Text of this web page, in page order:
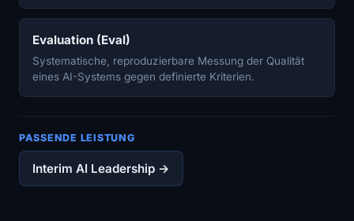
Evaluation (Eval)
Systematische, reproduzierbare Messung der Qualität
eines AI-Systems gegen definierte Kriterien.
PASSENDE LEISTUNG
Interim AI Leadership →